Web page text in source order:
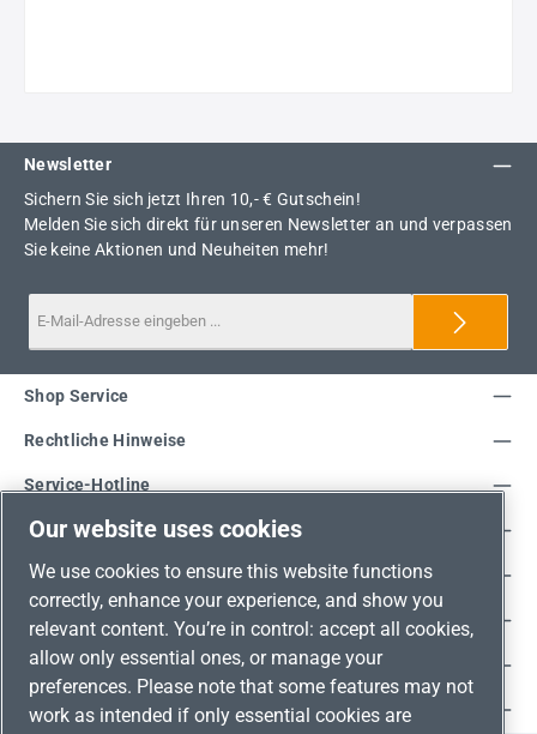
Newsletter
Sichern Sie sich jetzt Ihren 10,- € Gutschein!
Melden Sie sich direkt für unseren Newsletter an und verpassen
Sie keine Aktionen und Neuheiten mehr!
Service-Hotline
Shop Service
Rechtliche Hinweise
Unsere Vorteile
Versandarten
Zahlungsarten
Adresse
Umweltschutz & Partnerschaft
Our website uses cookies
We use cookies to ensure this website functions
correctly, enhance your experience, and show you
relevant content. You’re in control: accept all cookies,
allow only essential ones, or manage your
preferences. Please note that some features may not
work as intended if only essential cookies are